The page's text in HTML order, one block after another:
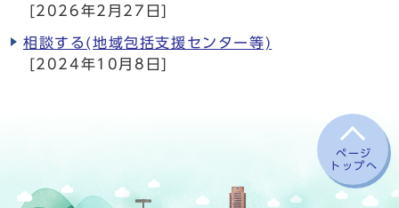
[2026年2月27日]
相談する(地域包括支援センター等)
[2024年10月8日]
ページ
トップへ